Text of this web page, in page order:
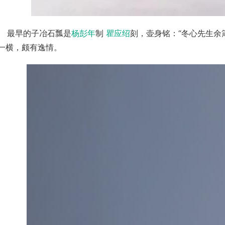
       最早的子冶石瓢是
杨彭年制 瞿应绍刻，壶身铭：“冬心先生
横，颇有逸情。